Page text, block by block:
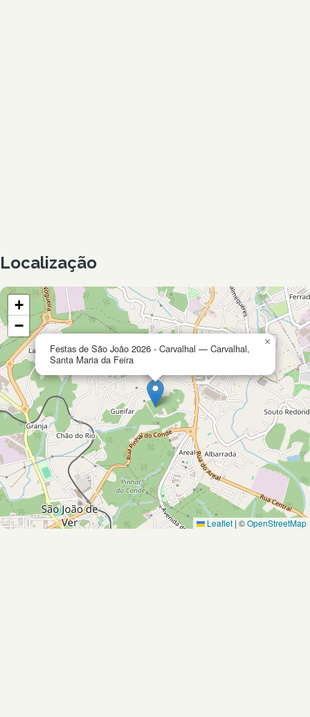
Localização
Festas de São João 2026 - Carvalhal — Carvalhal,
Santa Maria da Feira
×
+
−
Leaflet | ©OpenStreetMap